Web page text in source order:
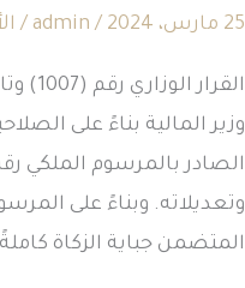
25 مارس، 2024 /
admin
/
وزير المالية بناءً على
المتضمن جباية الزكاة
الزكاة